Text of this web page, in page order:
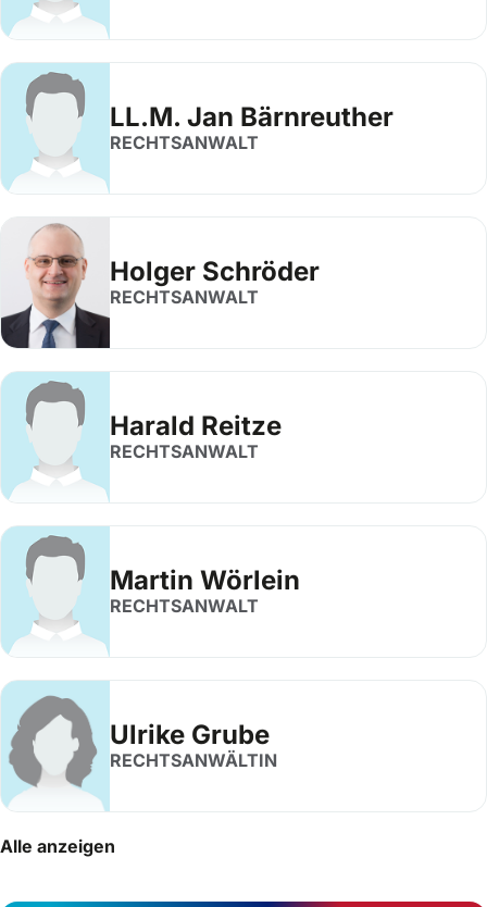
LL.M. Jan Bärnreuther
RECHTSANWALT
Holger Schröder
RECHTSANWALT
Harald Reitze
RECHTSANWALT
Martin Wörlein
RECHTSANWALT
Ulrike Grube
RECHTSANWÄLTIN
Alle anzeigen